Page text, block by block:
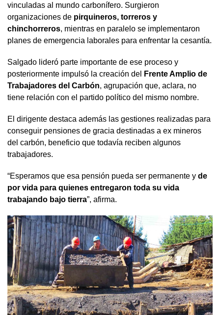
vinculadas al mundo carbonífero. Surgieron
organizaciones de pirquineros, torreros y
chinchorreros, mientras en paralelo se implementaron
planes de emergencia laborales para enfrentar la cesantía.
Salgado lideró parte importante de ese proceso y
posteriormente impulsó la creación del
Frente Amplio de
Trabajadores del Carbón, agrupación que, aclara, no
tiene relación con el partido político del mismo nombre.
El dirigente destaca además las gestiones realizadas para
conseguir pensiones de gracia destinadas a ex mineros
del carbón, beneficio que todavía reciben algunos
trabajadores.
“Esperamos que esa pensión pueda ser permanente y de
por vida para quienes entregaron toda su vida
trabajando bajo tierra”, afirma.